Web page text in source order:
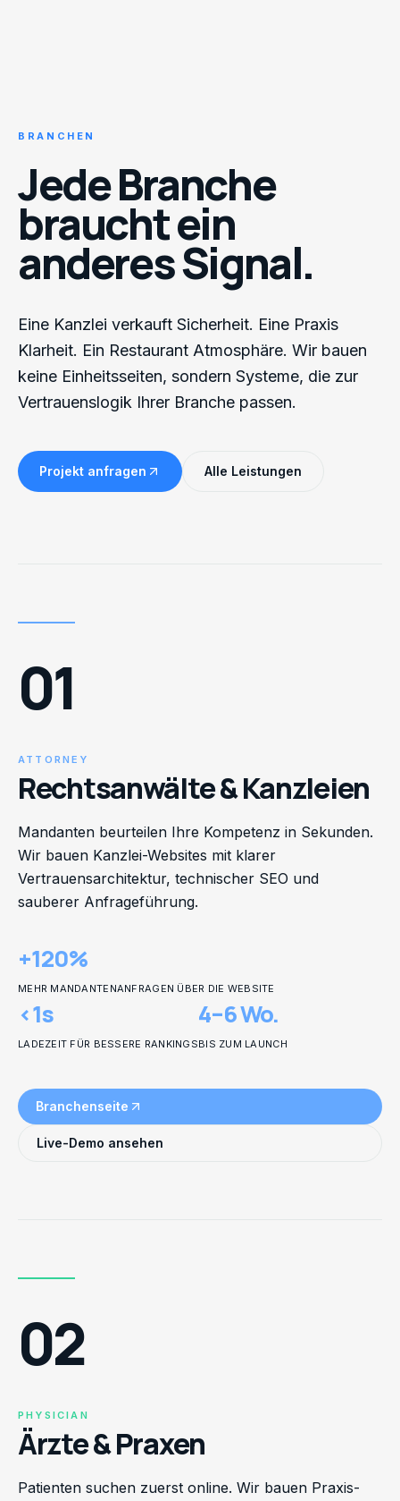
BRANCHEN
Jede Branche
braucht ein
anderes Signal.
Eine Kanzlei verkauft Sicherheit. Eine Praxis
Klarheit. Ein Restaurant Atmosphäre. Wir bauen
keine Einheitsseiten, sondern Systeme, die zur
Vertrauenslogik Ihrer Branche passen.
Projekt anfragen Alle Leistungen
01
ATTORNEY
Rechtsanwälte & Kanzleien
Mandanten beurteilen Ihre Kompetenz in Sekunden.
Wir bauen Kanzlei-Websites mit klarer
Vertrauensarchitektur, technischer SEO und
sauberer Anfrageführung.
+120%
MEHR MANDANTENANFRAGEN ÜBER DIE WEBSITE
<1s
LADEZEIT FÜR BESSERE RANKINGS
4–6 Wo.
BIS ZUM LAUNCH
Branchenseite
Live-Demo ansehen
02
PHYSICIAN
Ärzte & Praxen
Patienten suchen zuerst online. Wir bauen Praxis-